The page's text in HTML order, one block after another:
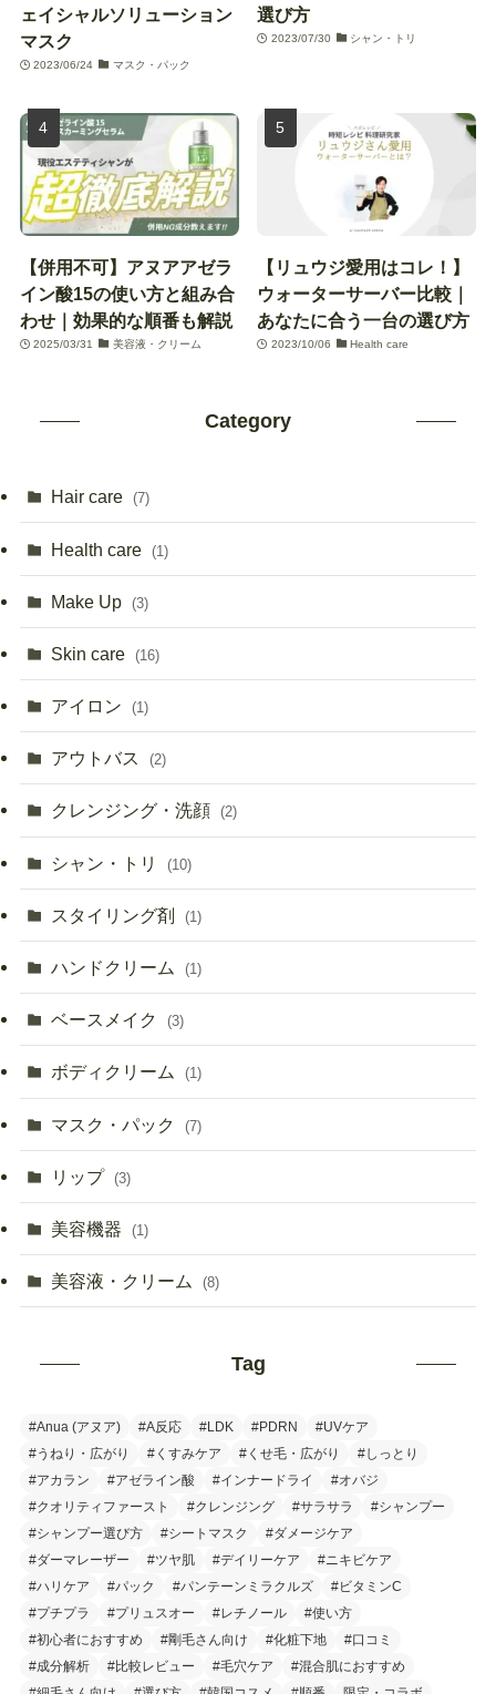
ェイシャルソリューション
マスク
2023/06/24 マスク・パック
選び方
2023/07/30 シャン・トリ
【併用不可】アヌアアゼラ
イン酸15の使い方と組み合
わせ｜効果的な順番も解説
2025/03/31 美容液・クリーム
【リュウジ愛用はコレ！】
ウォーターサーバー比較｜
あなたに合う一台の選び方
2023/10/06 Health care
Category
Hair care (7)
Health care (1)
Make Up (3)
Skin care (16)
アイロン (1)
アウトバス (2)
クレンジング・洗顔 (2)
シャン・トリ (10)
スタイリング剤 (1)
ハンドクリーム (1)
ベースメイク (3)
ボディクリーム (1)
マスク・パック (7)
リップ (3)
美容機器 (1)
美容液・クリーム (8)
Tag
#Anua (アヌア) #A反応 #LDK #PDRN
#UVケア
#うねり・広がり
#くすみケア #くせ毛・広がり
#しっとり
#アカラン
#アゼライン酸 #インナードライ
#オバジ
#クオリティファースト
#クレンジング #サラサラ
#シャンプー
#シャンプー選び方
#シートマスク
#ダメージケア
#ダーマレーザー
#ツヤ肌 #デイリーケア
#ニキビケア
#ハリケア
#パック #パンテーンミラクルズ
#ビタミンC
#プチプラ
#プリュスオー #レチノール
#使い方
#初心者におすすめ
#剛毛さん向け #化粧下地
#口コミ
#成分解析
#比較レビュー #毛穴ケア
#混合肌におすすめ